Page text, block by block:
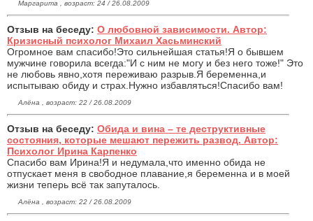
Маргарита , возраст: 24 / 26.08.2009
Отзыв на беседу: О любовной зависимости. Автор:
Кризисный психолог Михаил Хасьминский
Огромное вам спасибо!Это сильнейшая статья!Я о бывшем
мужчине говорила всегда:"И с ним не могу и без него тоже!" Это
не любовь явно,хотя переживаю разрыв.Я беременна,и
испытываю обиду и страх.Нужно избавляться!Спасибо вам!
Алёна , возраст: 22 / 26.08.2009
Отзыв на беседу: Обида и вина – те деструктивные
состояния, которые мешают пережить развод. Автор:
Психолог Ирина Карпенко
Спасибо вам Ирина!Я и недумала,что именно обида не
отпускает меня в свободное плавание,я беременна и в моей
жизни теперь всё так запуталось.
Алёна , возраст: 22 / 26.08.2009